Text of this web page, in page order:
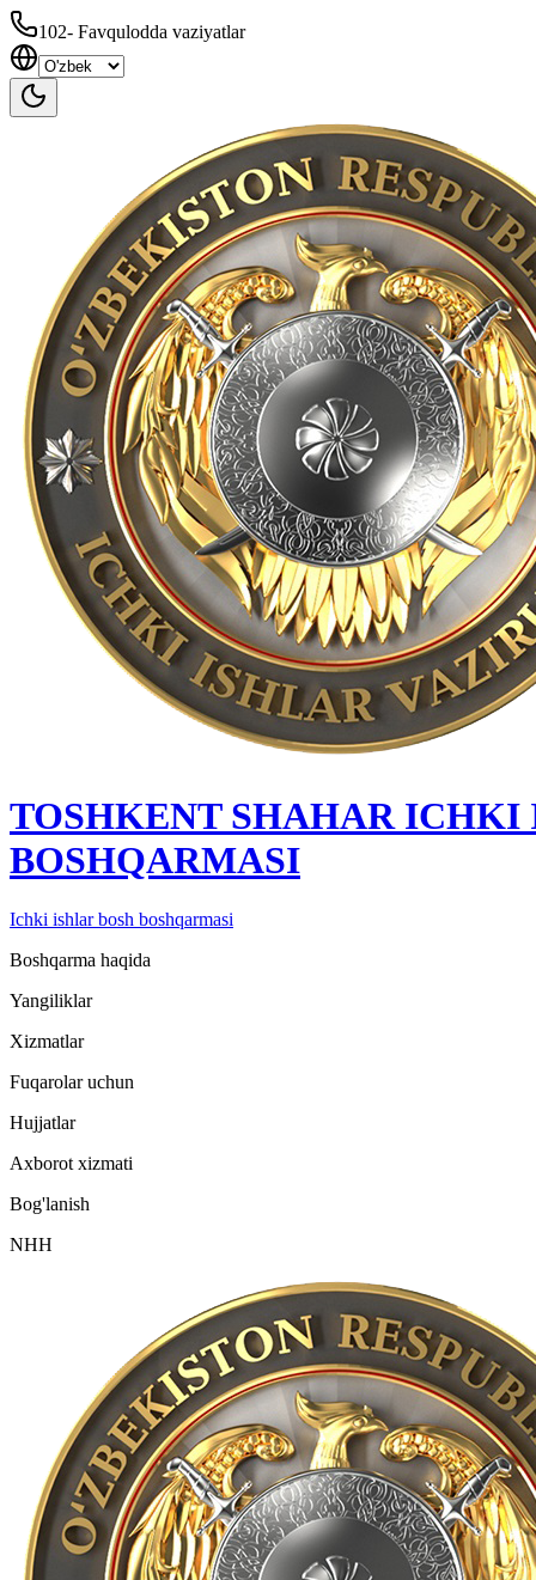
102- Favqulodda vaziyatlar
TOSHKENT SHAHAR IСHKI
BOSHQARMASI
Ichki ishlar bosh boshqarmasi
Boshqarma haqida
Yangiliklar
Xizmatlar
Fuqarolar uchun
Hujjatlar
Axborot xizmati
Bog'lanish
NHH